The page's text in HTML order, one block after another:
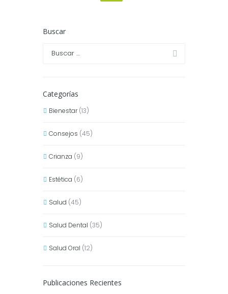
Buscar
Categorías
Bienestar(13)
Consejos (45)
Crianza (9)
Estética (6)
Salud (45)
Salud Dental (35)
Salud Oral (12)
Publicaciones Recientes